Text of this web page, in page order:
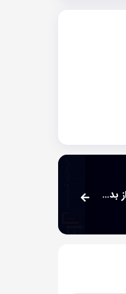
افشای معامله اشخاص وابسته توسط پتروشیمی شیراز بدون اثر مالی قابل توجه